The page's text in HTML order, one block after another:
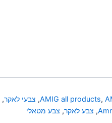
AMIG all products,
, צבעי לאקר,
, צבע לאקר, צבע מטאלי